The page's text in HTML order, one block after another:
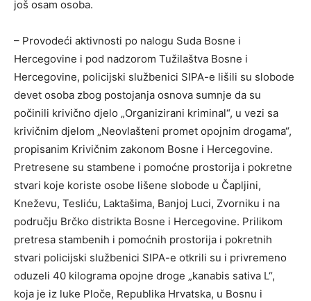
još osam osoba.
– Provodeći aktivnosti po nalogu Suda Bosne i
Hercegovine i pod nadzorom Tužilaštva Bosne i
Hercegovine, policijski službenici SIPA-e lišili su slobode
devet osoba zbog postojanja osnova sumnje da su
počinili krivično djelo „Organizirani kriminal“, u vezi sa
krivičnim djelom „Neovlašteni promet opojnim drogama“,
propisanim Krivičnim zakonom Bosne i Hercegovine.
Pretresene su stambene i pomoćne prostorija i pokretne
stvari koje koriste osobe lišene slobode u Čapljini,
Kneževu, Tesliću, Laktašima, Banjoj Luci, Zvorniku i na
području Brčko distrikta Bosne i Hercegovine. Prilikom
pretresa stambenih i pomoćnih prostorija i pokretnih
stvari policijski službenici SIPA-e otkrili su i privremeno
oduzeli 40 kilograma opojne droge „kanabis sativa L“,
koja je iz luke Ploče, Republika Hrvatska, u Bosnu i